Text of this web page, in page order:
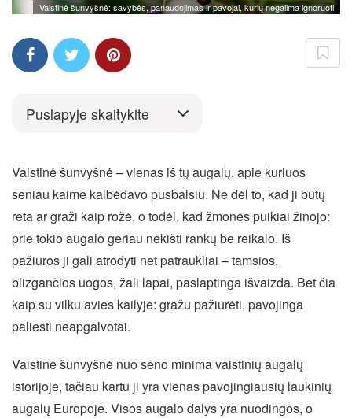
Vaistinė šunvyšnė: savybės, panaudojimas ir pavojai, kurių negalima ignoruoti
Puslapyje skaitykite
Vaistinė šunvyšnė – vienas iš tų augalų, apie kuriuos
seniau kaime kalbėdavo pusbalsiu. Ne dėl to, kad ji būtų
reta ar graži kaip rožė, o todėl, kad žmonės puikiai žinojo:
prie tokio augalo geriau nekišti rankų be reikalo. Iš
pažiūros ji gali atrodyti net patraukliai – tamsios,
blizgančios uogos, žali lapai, paslaptinga išvaizda. Bet čia
kaip su vilku avies kailyje: gražu pažiūrėti, pavojinga
paliesti neapgalvotai.
Vaistinė šunvyšnė nuo seno minima vaistinių augalų
istorijoje, tačiau kartu ji yra vienas pavojingiausių laukinių
augalų Europoje. Visos augalo dalys yra nuodingos, o